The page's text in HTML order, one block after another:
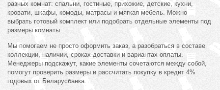
разных комнат: спальни, гостиные, прихожие, детские, кухни,
кровати, шкафы, комоды, матрасы и мягкая мебель. Можно
выбрать готовый комплект или подобрать отдельные элементы под
размеры комнаты.
Мы помогаем не просто оформить заказ, а разобраться в составе
коллекции, наличии, сроках доставки и вариантах оплаты.
Менеджеры подскажут, какие элементы сочетаются между собой,
помогут проверить размеры и рассчитать покупку в кредит 4%
годовых от Беларусбанка.